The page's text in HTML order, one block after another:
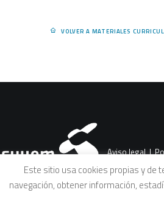
VOLVER A MATERIALES
Aviso legal|
Este sitio usa cookies propias y de
navegación, obtener información,